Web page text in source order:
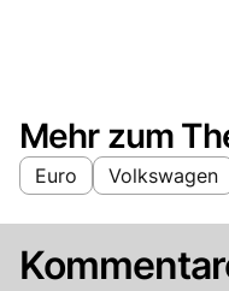
Mehr zum
Euro Volkswagen